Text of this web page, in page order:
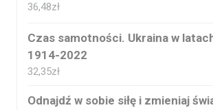
36,48zł
Czas samotności. Ukraina w
1914-2022
32,35zł
Odnajdź w sobie siłę i zmieniaj